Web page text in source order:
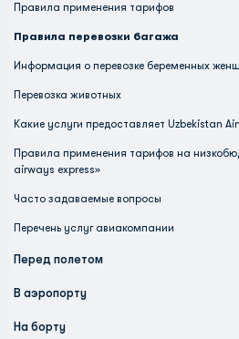
Правила применения тарифов
Правила перевозки багажа
Информация о перевозке беременных
Перевозка животных
Какие услуги предоставляет Uzbekistan
Правила применения тарифов на
airways express»
Часто задаваемые вопросы
Перечень услуг авиакомпании
Перед полетом
В аэропорту
На борту